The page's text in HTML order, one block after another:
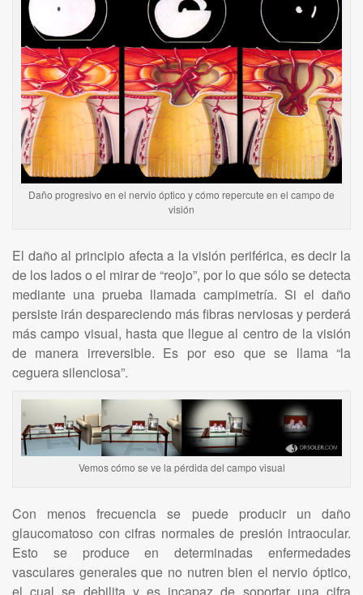
Daño progresivo en el nervio óptico y cómo repercute en el campo de
visión
El daño al principio afecta a la visión periférica, es decir la
de los lados o el mirar de “reojo”, por lo que sólo se detecta
mediante una prueba llamada campimetría. Si el daño
persiste irán despareciendo más fibras nerviosas y perderá
más campo visual, hasta que llegue al centro de la visión
de manera irreversible. Es por eso que se llama “la
ceguera silenciosa”.
Vemos cómo se ve la pérdida del campo visual
Con menos frecuencia se puede producir un daño
glaucomatoso con cifras normales de presión intraocular.
Esto se produce en determinadas enfermedades
vasculares generales que no nutren bien el nervio óptico,
el cual se debilita y es incapaz de soportar una cifra